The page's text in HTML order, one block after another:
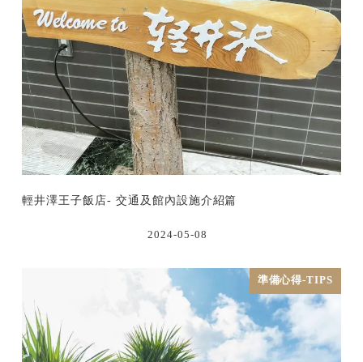
輕井澤王子飯店- 交通及館內設施介紹篇
2024-05-08
準備心得-TIPS